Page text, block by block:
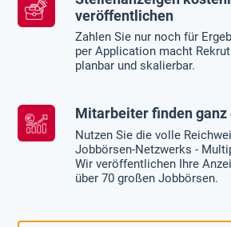
veröffentlichen
Zahlen Sie nur noch für
per Application macht
planbar und skalierbar.
Mitarbeiter finden ganz
Nutzen Sie die volle
Jobbörsen-Netzwerks -
Wir veröffentlichen Ihre
über 70 großen Jobbörsen.